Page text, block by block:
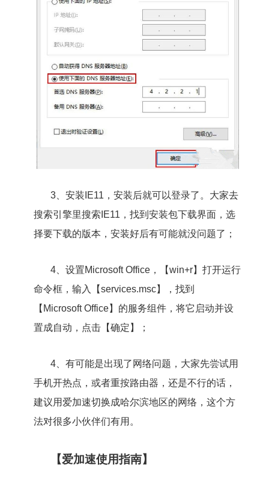
3、安装IE11，安装后就可以登录了。大家去
搜索引擎里搜索IE11，找到安装包下载界面，选
择要下载的版本，安装好后有可能就没问题了；
4、设置Microsoft Office，【win+r】打开运行
命令框，输入【services.msc】，找到
【Microsoft Office】的服务组件，将它启动并设
置成自动，点击【确定】；
4、有可能是出现了网络问题，大家先尝试用
手机开热点，或者重按路由器，还是不行的话，
建议用爱加速切换成哈尔滨地区的网络，这个方
法对很多小伙伴们有用。
【爱加速使用指南】